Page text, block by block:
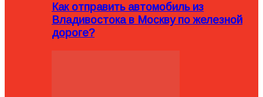
Как отправить автомобиль из
Владивостока в Москву по железной
дороге?